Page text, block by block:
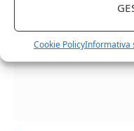
Cookie PolicyInformativa